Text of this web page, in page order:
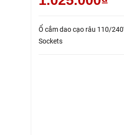
Ổ cắm dao cạo râu 110/
Sockets